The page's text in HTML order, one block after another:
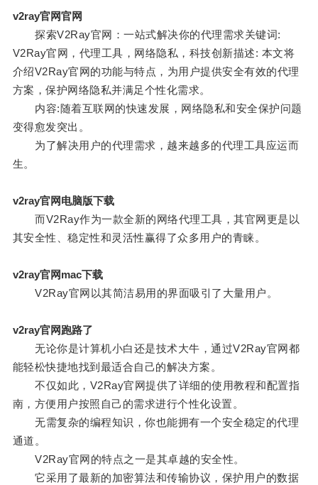
v2ray官网官网
探索V2Ray官网：一站式解决你的代理需求关键词:
V2Ray官网，代理工具，网络隐私，科技创新描述: 本文将
介绍V2Ray官网的功能与特点，为用户提供安全有效的代理
方案，保护网络隐私并满足个性化需求。
内容:随着互联网的快速发展，网络隐私和安全保护问题
变得愈发突出。
为了解决用户的代理需求，越来越多的代理工具应运而
生。
v2ray官网电脑版下载
而V2Ray作为一款全新的网络代理工具，其官网更是以
其安全性、稳定性和灵活性赢得了众多用户的青睐。
v2ray官网mac下载
V2Ray官网以其简洁易用的界面吸引了大量用户。
v2ray官网跑路了
无论你是计算机小白还是技术大牛，通过V2Ray官网都
能轻松快捷地找到最适合自己的解决方案。
不仅如此，V2Ray官网提供了详细的使用教程和配置指
南，方便用户按照自己的需求进行个性化设置。
无需复杂的编程知识，你也能拥有一个安全稳定的代理
通道。
V2Ray官网的特点之一是其卓越的安全性。
它采用了最新的加密算法和传输协议，保护用户的数据